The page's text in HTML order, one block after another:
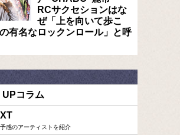
RCサクセションはな
ぜ「上を向いて歩こ
有名なロックンロール」と呼
コラム
感のアーティストを紹介